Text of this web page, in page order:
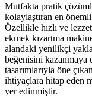
Mutfakta pratik
kolaylaştıran en
Özellikle hızlı ve
ekmek kızartma
alandaki yenilikçi
beğenisini kazanmaya
tasarımlarıyla öne
ihtiyaçlara hitap eden
yer edinmiştir.